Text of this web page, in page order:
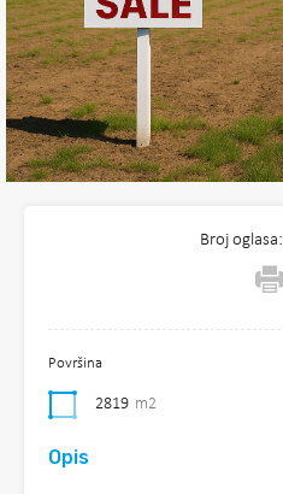
Broj oglasa:
Površina
2819 m2
Opis